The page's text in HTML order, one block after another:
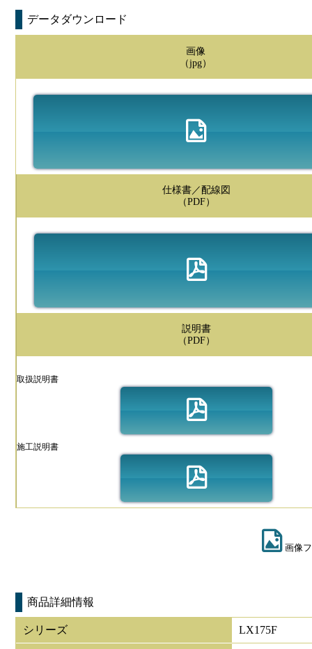
データダウンロード
画像
（jpg）
仕様書／配線図
（PDF）
説明書
（PDF）
取扱説明書
施工説明書
画像
商品詳細情報
シリーズ LX175F